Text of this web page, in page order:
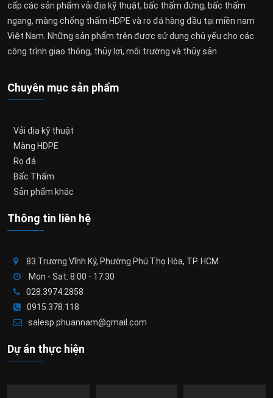
cấp các sản phẩm vải địa kỹ thuật, bấc thấm đứng, bấc thấm
ngang, màng chống thấm HDPE và rọ đá hàng đầu tại miền nam
Việt Nam. Những sản phẩm trên được sử dụng chủ yếu cho các
công trình giao thông, thủy lợi, môi trường và thủy sản.
Chuyên mục sản phẩm
Vải địa kỹ thuật
Màng HDPE
Rọ đá
Bấc Thấm
Sản phẩm khác
Thông tin liên hệ
83 Trương Vĩnh Ký, Phường Phú Thọ Hòa, TP. HCM
Mon - Sat: 8:00 - 17:30
028.3974.2858
0915.378.118
salesp.phuannam@gmail.com
Dự án thực hiện